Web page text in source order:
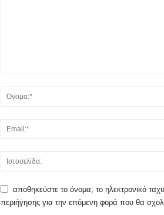
αποθηκεύστε το όνομα, το ηλεκτρονικό
περιήγησης για την επόμενη φορά που θα